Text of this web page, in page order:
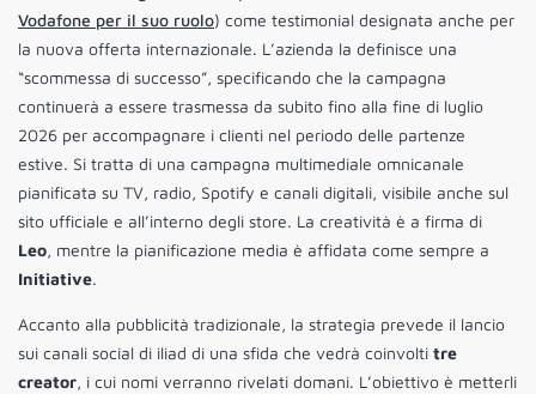
Vodafone per il suo ruolo) come testimonial designata anche per
la nuova offerta internazionale. L’azienda la definisce una
“scommessa di successo”, specificando che la campagna
continuerà a essere trasmessa da subito fino alla fine di luglio
2026 per accompagnare i clienti nel periodo delle partenze
estive. Si tratta di una campagna multimediale omnicanale
pianificata su TV, radio, Spotify e canali digitali, visibile anche sul
sito ufficiale e all’interno degli store. La creatività è a firma di
Leo, mentre la pianificazione media è affidata come sempre a
Initiative.
Accanto alla pubblicità tradizionale, la strategia prevede il lancio
sui canali social di iliad di una sfida che vedrà coinvolti tre
creator, i cui nomi verranno rivelati domani. L’obiettivo è metterli